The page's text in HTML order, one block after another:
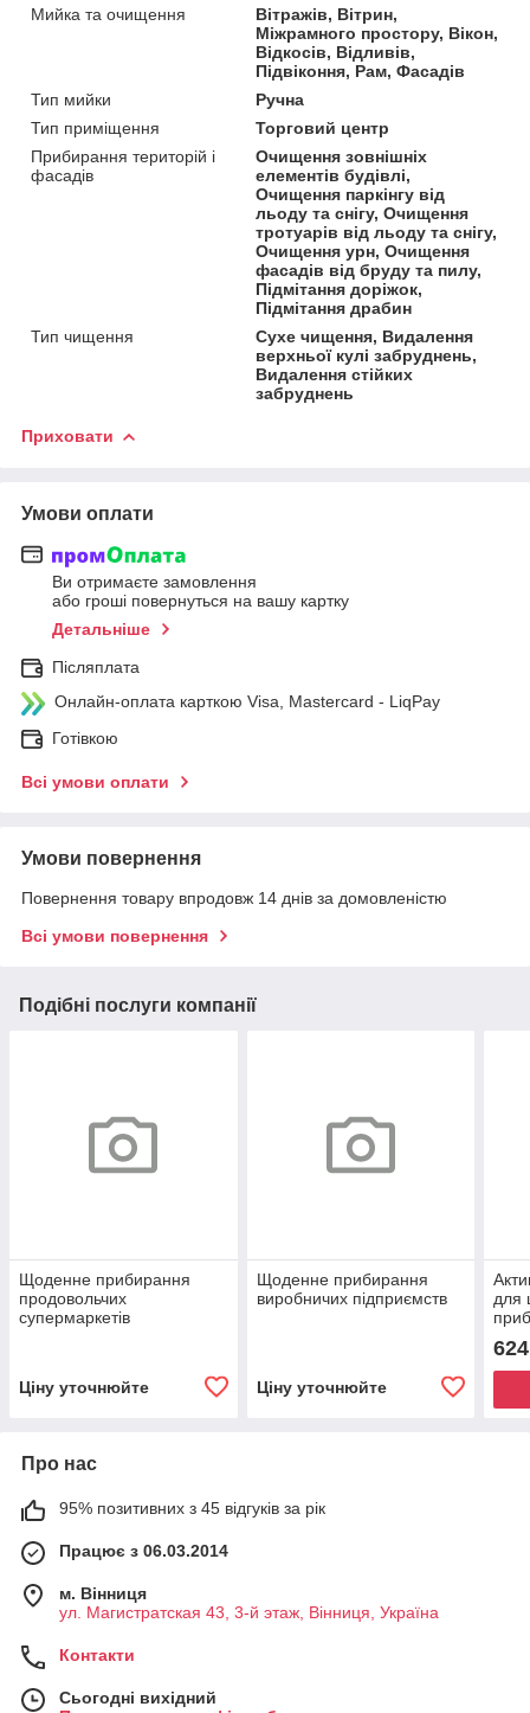
Мийка та очищення
Вітражів, Вітрин,
Міжрамного простору, Вікон,
Відкосів, Відливів,
Підвіконня, Рам, Фасадів
Тип мийки
Ручна
Тип приміщення
Торговий центр
Прибирання територій і
фасадів
Очищення зовнішніх
елементів будівлі,
Очищення паркінгу від
льоду та снігу, Очищення
тротуарів від льоду та снігу,
Очищення урн, Очищення
фасадів від бруду та пилу,
Підмітання доріжок,
Підмітання драбин
Тип чищення
Сухе чищення, Видалення
верхньої кулі забруднень,
Видалення стійких
забруднень
Приховати
Умови оплати
Ви отримаєте замовлення
або гроші повернуться на вашу картку
Детальніше
Післяплата
Онлайн-оплата карткою Visa, Mastercard - LiqPay
Готівкою
Всі умови оплати
Умови повернення
Повернення товару впродовж 14 днів за домовленістю
Всі умови повернення
Подібні послуги компанії
Щоденне прибирання
продовольчих
супермаркетів
Ціну уточнюйте
Щоденне прибирання
виробничих підприємств
Ціну уточнюйте
для
624
Про нас
95% позитивних з 45 відгуків за рік
Працює з 06.03.2014
м. Вінниця
ул. Магистратская 43, 3-й этаж, Вінниця, Україна
Контакти
Сьогодні вихідний